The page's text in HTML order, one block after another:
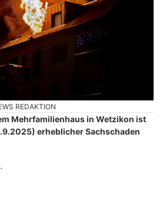
REDAKTION
Mehrfamilienhaus in Wetzikon ist
erheblicher Sachschaden